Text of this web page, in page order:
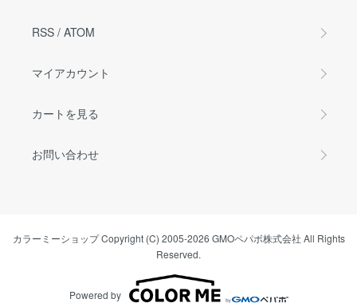
RSS / ATOM
マイアカウント
カートを見る
お問い合わせ
カラーミーショップCopyright (C) 2005-2026 GMOペパボ株式会社 All Rights
Reserved.
Powered by